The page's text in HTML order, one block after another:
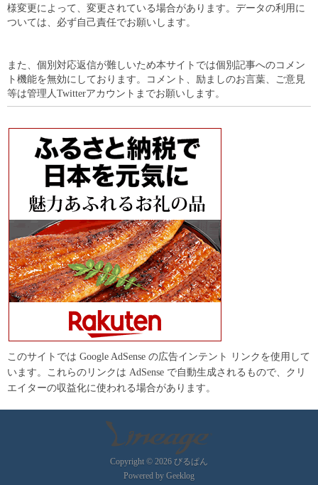
様変更によって、変更されている場合があります。データの利用に
ついては、必ず自己責任でお願いします。
また、個別対応返信が難しいため本サイトでは個別記事へのコメン
ト機能を無効にしております。コメント、励ましのお言葉、ご意見
等は管理人Twitterアカウントまでお願いします。
このサイトでは Google AdSense の広告インテント リンクを使用して
います。これらのリンクは AdSense で自動生成されるもので、クリ
エイターの収益化に使われる場合があります。
Copyright © 2026 びるぱん
Powered by Geeklog